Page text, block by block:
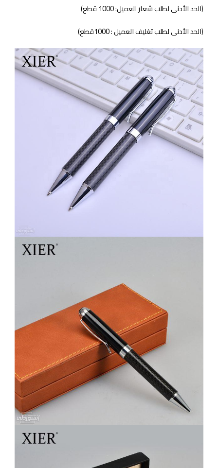
(الحد الأدنى لطلب شعار العميل: 1000 قطع)
(الحد الأدنى لطلب تغليف العميل : 1000قطع)